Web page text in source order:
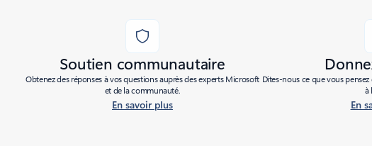
Soutien communautaire
Obtenez des réponses à vos questions auprès des experts Microsoft
et de la communauté.
En savoir plus
Dites-nous ce que vous
à
En